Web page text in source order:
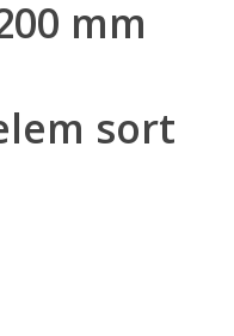
mm
sort